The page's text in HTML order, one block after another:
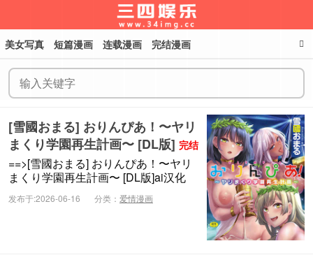
美女写真 短篇漫画 连载漫画 完结漫画
[雪國おまる] おりんぴあ！〜ヤリ
まくり学園再生計画〜 [DL版] 完结
==>[雪國おまる] おりんぴあ！〜ヤリ
まくり学園再生計画〜 [DL版]ai汉化
发布于:2026-06-16 分类： 爱情漫画